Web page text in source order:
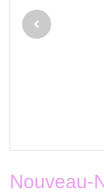
Nouveau-